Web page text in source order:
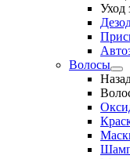
Уход
Волосы